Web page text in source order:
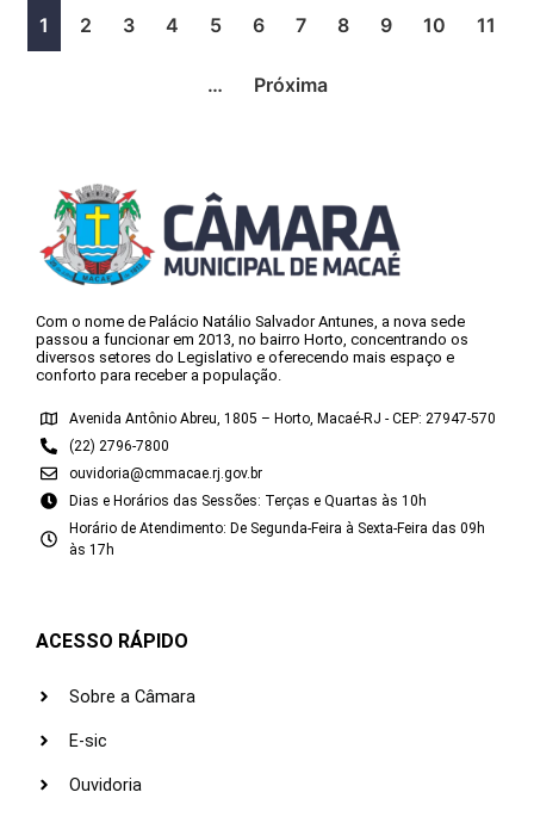
1 2 3 4 5 6 7 8 9 10 11
… Próxima
Com o nome de Palácio Natálio Salvador Antunes, a nova sede
passou a funcionar em 2013, no bairro Horto, concentrando os
diversos setores do Legislativo e oferecendo mais espaço e
conforto para receber a população.
Avenida Antônio Abreu, 1805 – Horto, Macaé-RJ - CEP: 27947-570
(22) 2796-7800
ouvidoria@cmmacae.rj.gov.br
Dias e Horários das Sessões: Terças e Quartas às 10h
Horário de Atendimento: De Segunda-Feira à Sexta-Feira das 09h
às 17h
ACESSO RÁPIDO
Sobre a Câmara
E-sic
Ouvidoria